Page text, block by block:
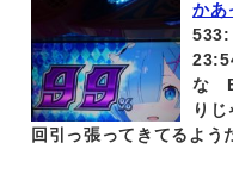
かあ
533:
な
り
回引っ張ってきてるよ